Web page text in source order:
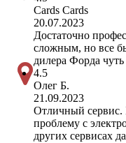
Cards Cards
20.07.2023
Достаточно
сложным, но все
дилера Форда
4.5
Олег Б.
21.09.2023
Отличный сервис.
проблему с
других сервисах